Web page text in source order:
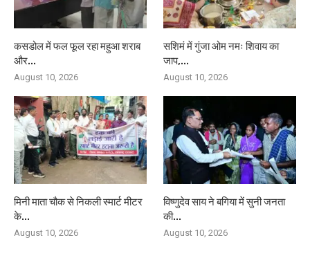
कसडोल में फल फूल रहा महुआ शराब
और...
August 10, 2026
सशिमं में गुंजा ओम नमः शिवाय का
जाप,...
August 10, 2026
मिनी माता चौक से निकली स्मार्ट मीटर
के...
August 10, 2026
विष्णुदेव साय ने बगिया में सुनी जनता
की...
August 10, 2026